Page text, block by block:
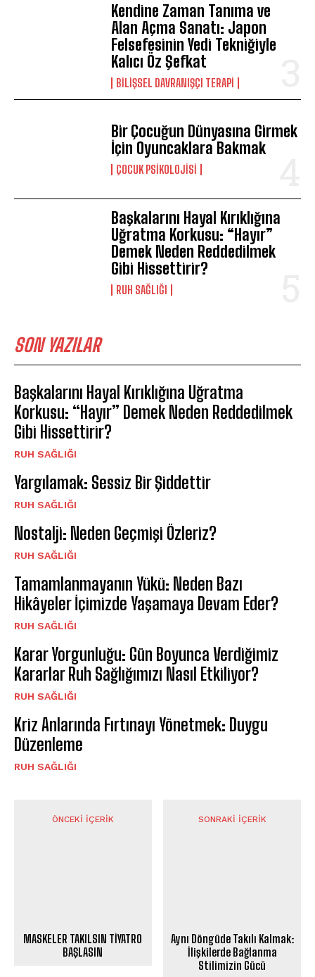
Kendine Zaman Tanıma ve
Alan Açma Sanatı: Japon
Felsefesinin Yedi Tekniğiyle
Kalıcı Öz Şefkat
BILIŞSEL DAVRANIŞÇI TERAPI
Bir Çocuğun Dünyasına Girmek
İçin Oyuncaklara Bakmak
ÇOCUK PSIKOLOJISI
Başkalarını Hayal Kırıklığına
Uğratma Korkusu: “Hayır”
Demek Neden Reddedilmek
Gibi Hissettirir?
⁠RUH SAĞLIĞI
SON YAZILAR
Başkalarını Hayal Kırıklığına Uğratma
Korkusu: “Hayır” Demek Neden Reddedilmek
Gibi Hissettirir?
⁠RUH SAĞLIĞI
Yargılamak: Sessiz Bir Şiddettir
⁠RUH SAĞLIĞI
Nostalji: Neden Geçmişi Özleriz?
⁠RUH SAĞLIĞI
Tamamlanmayanın Yükü: Neden Bazı
Hikâyeler İçimizde Yaşamaya Devam Eder?
⁠RUH SAĞLIĞI
Karar Yorgunluğu: Gün Boyunca Verdiğimiz
Kararlar Ruh Sağlığımızı Nasıl Etkiliyor?
⁠RUH SAĞLIĞI
Kriz Anlarında Fırtınayı Yönetmek: Duygu
Düzenleme
⁠RUH SAĞLIĞI
ÖNCEKI İÇERIK
MASKELER TAKILSIN TİYATRO
BAŞLASIN
SONRAKI İÇERIK
Aynı Döngüde Takılı Kalmak:
İlişkilerde Bağlanma
Stilimizin Gücü